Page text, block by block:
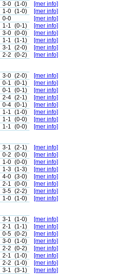
3-0 (1-0)
[mer info]
1-0 (1-0)
[mer info]
0-0
[mer info]
1-1 (0-1)
[mer info]
3-0 (0-0)
[mer info]
1-1 (1-1)
[mer info]
3-1 (2-0)
[mer info]
2-2 (0-2) [mer info]
3-0 (2-0)
[mer info]
0-1 (0-1)
[mer info]
0-1 (0-1)
[mer info]
2-4 (2-1)
[mer info]
0-4 (0-1)
[mer info]
1-1 (1-0)
[mer info]
1-1 (0-0)
[mer info]
1-1 (0-0) [mer info]
3-1 (2-1)
[mer info]
0-2 (0-0)
[mer info]
1-0 (0-0)
[mer info]
1-3 (1-3)
[mer info]
4-0 (3-0)
[mer info]
2-1 (0-0)
[mer info]
3-5 (2-2)
[mer info]
1-0 (1-0) [mer info]
3-1 (1-0)
[mer info]
2-1 (1-1)
[mer info]
0-5 (0-2)
[mer info]
3-0 (1-0)
[mer info]
2-2 (0-2)
[mer info]
2-1 (1-0)
[mer info]
2-2 (1-0)
[mer info]
3-1 (3-1) [mer info]